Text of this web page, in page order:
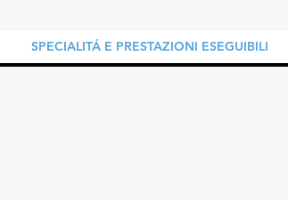
SPECIALITÁ E PRESTAZIONI ESEGUIBILI